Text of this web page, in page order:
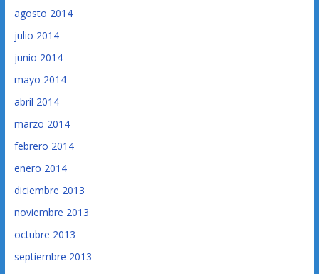
agosto 2014
julio 2014
junio 2014
mayo 2014
abril 2014
marzo 2014
febrero 2014
enero 2014
diciembre 2013
noviembre 2013
octubre 2013
septiembre 2013